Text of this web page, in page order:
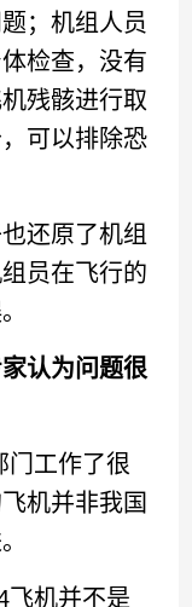
；机组人员
检查，没有
残骸进行取
可以排除恐
还原了机组
员在飞行的
认为问题很
工作了很
机并非我国
机并不是